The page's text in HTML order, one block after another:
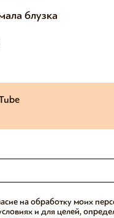
блузка
на обработку моих
и для целей,